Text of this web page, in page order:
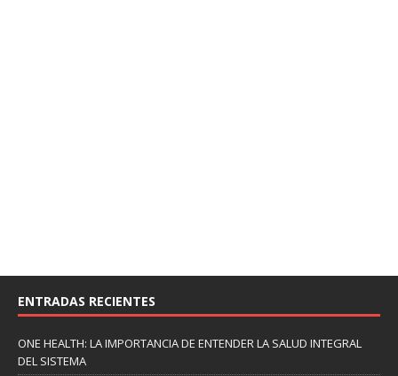
ENTRADAS RECIENTES
ONE HEALTH: LA IMPORTANCIA DE ENTENDER LA SALUD INTEGRAL
DEL SISTEMA